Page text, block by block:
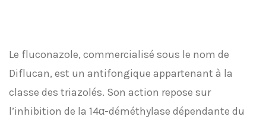
Le fluconazole, commercialisé sous le nom de
Diflucan, est un antifongique appartenant à la
classe des triazolés. Son action repose sur
l’inhibition de la 14α-déméthylase dépendante du